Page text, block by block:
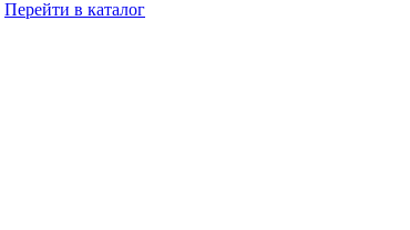
Перейти в каталог